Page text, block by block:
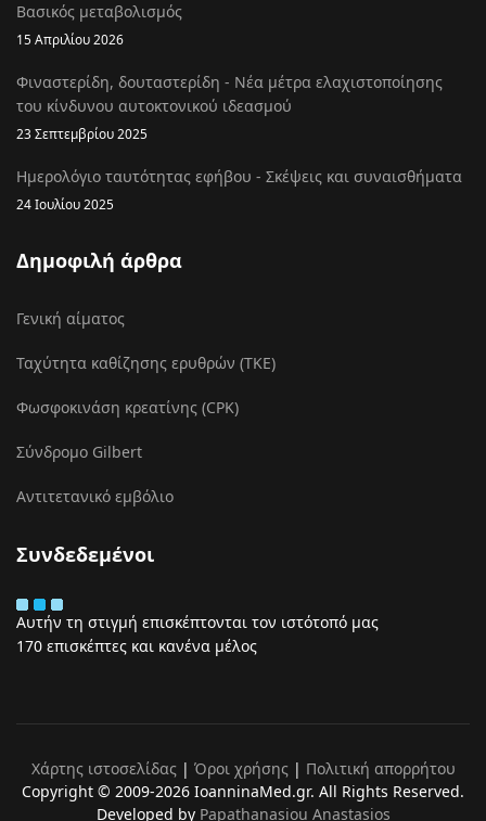
Βασικός μεταβολισμός
15 Απριλίου 2026
Φιναστερίδη, δουταστερίδη - Νέα μέτρα ελαχιστοποίησης
του κίνδυνου αυτοκτονικού ιδεασμού
23 Σεπτεμβρίου 2025
Ημερολόγιο ταυτότητας εφήβου - Σκέψεις και συναισθήματα
24 Ιουλίου 2025
Δημοφιλή άρθρα
Γενική αίματος
Ταχύτητα καθίζησης ερυθρών (ΤΚΕ)
Φωσφοκινάση κρεατίνης (CPK)
Σύνδρομο Gilbert
Αντιτετανικό εμβόλιο
Συνδεδεμένοι
Αυτήν τη στιγμή επισκέπτονται τον ιστότοπό μας
170 επισκέπτες και κανένα μέλος
Χάρτης ιστοσελίδας| Όροι χρήσης| Πολιτική απορρήτου
Copyright © 2009-2026 IoanninaMed.gr. All Rights Reserved.
Developed by Papathanasiou Anastasios